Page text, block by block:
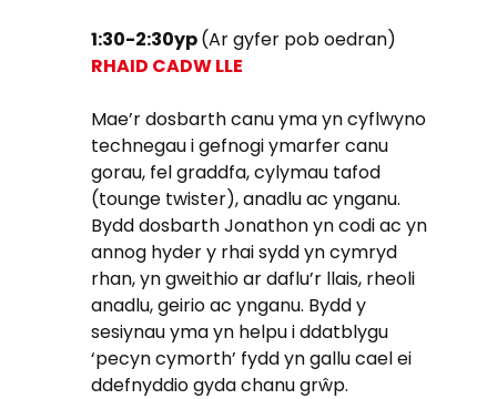
1:30-2:30yp(Ar gyfer pob oedran)
RHAID CADW LLE
Mae’r dosbarth canu yma yn cyflwyno
technegau i gefnogi ymarfer canu
gorau, fel graddfa, cylymau tafod
(tounge twister), anadlu ac ynganu.
Bydd dosbarth Jonathon yn codi ac yn
annog hyder y rhai sydd yn cymryd
rhan, yn gweithio ar daflu’r llais, rheoli
anadlu, geirio ac ynganu. Bydd y
sesiynau yma yn helpu i ddatblygu
‘pecyn cymorth’ fydd yn gallu cael ei
ddefnyddio gyda chanu grŵp.